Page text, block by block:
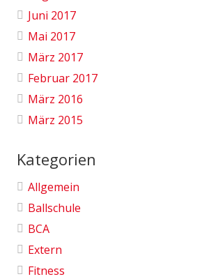
Juni 2017
Mai 2017
März 2017
Februar 2017
März 2016
März 2015
Kategorien
Allgemein
Ballschule
BCA
Extern
Fitness